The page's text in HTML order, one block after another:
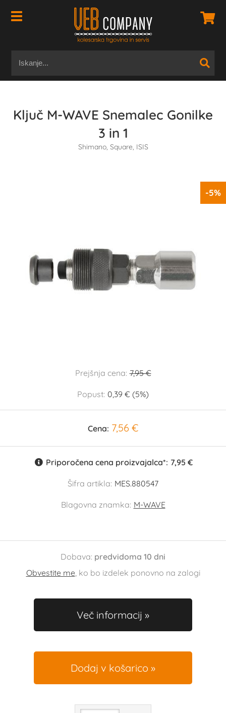
Ključ M-WAVE Snemalec Gonilke
3 in 1
Shimano, Square, ISIS
-5%
Prejšnja cena: 7,95 €
Popust: 0,39 € (5%)
Cena: 7,56 €
Priporočena cena proizvajalca*: 7,95 €
Šifra artikla: MES.880547
Blagovna znamka: M-WAVE
Dobava: predvidoma 10 dni
Obvestite me, ko bo izdelek ponovno na zalogi
Več informacij
Dodaj v košarico